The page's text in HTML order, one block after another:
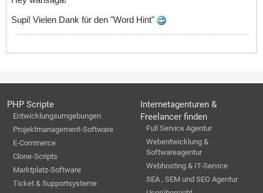
Supi! Vielen Dank für den "Word Hint"
PHP Scripte
Entwicklungsumgebungen
Projektmanagement-Software
E-Commerce
Clone-Scripts
Marktplatz-Software
Ticket & Supportsysteme
Internetagenturen &
Freelancer finden
Full Service Agentur
Webentwicklung &
Softwareagentur
Webhosting & IT-Service
SEA , SEM und SEO Agentur